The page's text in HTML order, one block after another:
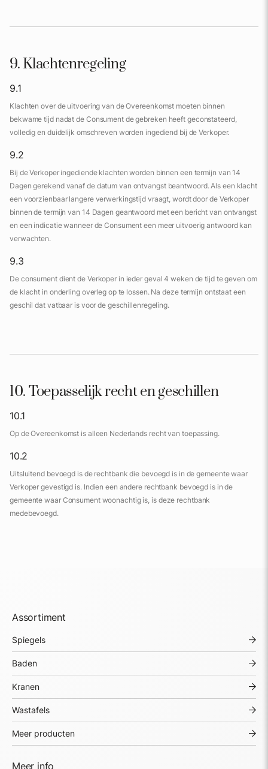
9. Klachtenregeling
9.1
Klachten over de uitvoering van de Overeenkomst moeten binnen
bekwame tijd nadat de Consument de gebreken heeft geconstateerd,
volledig en duidelijk omschreven worden ingediend bij de Verkoper.
9.2
Bij de Verkoper ingediende klachten worden binnen een termijn van 14
Dagen gerekend vanaf de datum van ontvangst beantwoord. Als een klacht
een voorzienbaar langere verwerkingstijd vraagt, wordt door de Verkoper
binnen de termijn van 14 Dagen geantwoord met een bericht van ontvangst
en een indicatie wanneer de Consument een meer uitvoerig antwoord kan
verwachten.
9.3
De consument dient de Verkoper in ieder geval 4 weken de tijd te geven om
de klacht in onderling overleg op te lossen. Na deze termijn ontstaat een
geschil dat vatbaar is voor de geschillenregeling.
10. Toepasselijk recht en geschillen‌
10.1
Op de Overeenkomst is alleen Nederlands recht van toepassing.
10.2
Uitsluitend bevoegd is de rechtbank die bevoegd is in de gemeente waar
Verkoper gevestigd is. Indien een andere rechtbank bevoegd is in de
gemeente waar Consument woonachtig is, is deze rechtbank
medebevoegd.
Assortiment
Spiegels
Baden
Kranen
Wastafels
Meer producten
Meer info